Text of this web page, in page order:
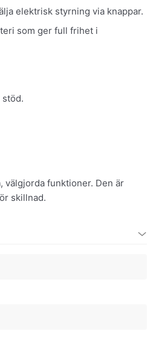
elektrisk styrning via knappar.
som ger full frihet i
välgjorda funktioner. Den är
skillnad.